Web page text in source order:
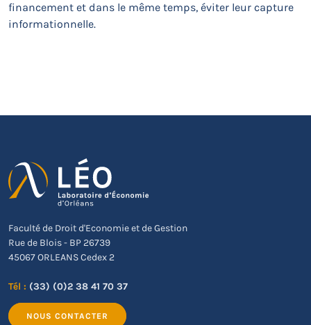
financement et dans le même temps, éviter leur capture
informationnelle.
Faculté de Droit d'Economie et de Gestion
Rue de Blois - BP 26739
45067 ORLEANS Cedex 2
Tél : (33) (0)2 38 41 70 37
NOUS CONTACTER